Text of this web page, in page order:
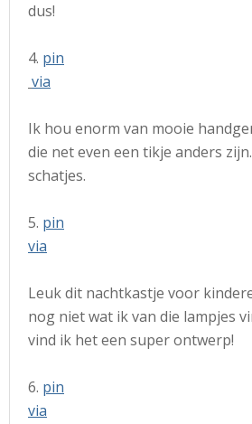
dus!
4. pin
via
Ik hou enorm van mooie
die net even een tikje anders
schatjes.
5. pin
via
Leuk dit nachtkastje voor
nog niet wat ik van die lampjes
vind ik het een super ontwerp!
6. pin
via